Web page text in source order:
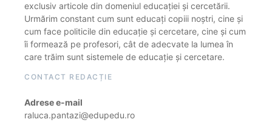
exclusiv articole din domeniul educației și cercetării.
Urmărim constant cum sunt educați copiii noștri, cine și
cum face politicile din educație și cercetare, cine și cum
îi formează pe profesori, cât de adecvate la lumea în
care trăim sunt sistemele de educație și cercetare.
CONTACT REDACȚIE
Adrese e-mail
raluca.pantazi@edupedu.ro